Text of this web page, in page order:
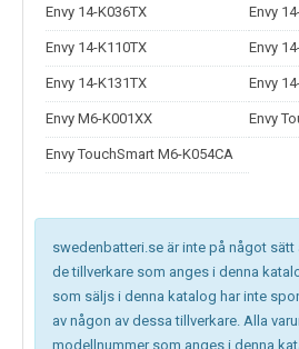
Envy 14-K036TX Envy
Envy 14-K110TX Envy
Envy 14-K131TX Envy
Envy M6-K001XX Envy
Envy TouchSmart M6-K054CA
swedenbatteri.se är inte på något
de tillverkare som anges i denna
som säljs i denna katalog har inte
av någon av dessa tillverkare. Alla
modellnummer som anges i denna